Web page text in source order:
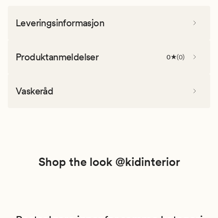
Leveringsinformasjon
Produktanmeldelser 0 (0)
Vaskeråd
Shop the look @kidinterior